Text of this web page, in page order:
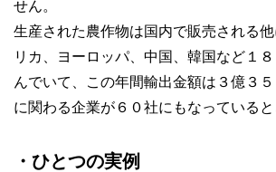
せん。
生産された農作物は国内で販売される
リカ、ヨーロッパ、中国、韓国など１
んでいて、この年間輸出金額は３億３
に関わる企業が６０社にもなっていると
・ひとつの実例